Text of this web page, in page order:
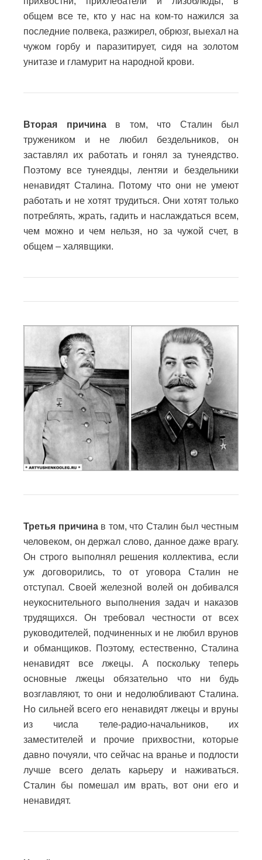
общем все те, кто у нас на ком-то нажился за
последние полвека, разжирел, обрюзг, выехал на
чужом горбу и паразитирует, сидя на золотом
унитазе и гламурит на народной крови.
Вторая причинав том, что Сталин был
тружеником и не любил бездельников, он
заставлял их работать и гонял за тунеядство.
Поэтому все тунеядцы, лентяи и бездельники
ненавидят Сталина. Потому что они не умеют
работать и не хотят трудиться. Они хотят только
потреблять, жрать, гадить и наслаждаться всем,
чем можно и чем нельзя, но за чужой счет, в
общем – халявщики.
Третья причинав том, что Сталин был честным
человеком, он держал слово, данное даже врагу.
Он строго выполнял решения коллектива, если
уж договорились, то от уговора Сталин не
отступал. Своей железной волей он добивался
неукоснительного выполнения задач и наказов
трудящихся. Он требовал честности от всех
руководителей, подчиненных и не любил врунов
и обманщиков. Поэтому, естественно, Сталина
ненавидят все лжецы. А поскольку теперь
основные лжецы обязательно что ни будь
возглавляют, то они и недолюбливают Сталина.
Но сильней всего его ненавидят лжецы и вруны
из числа теле-радио-начальников, их
заместителей и прочие прихвостни, которые
давно почуяли, что сейчас на вранье и подлости
лучше всего делать карьеру и наживаться.
Сталин бы помешал им врать, вот они его и
ненавидят.